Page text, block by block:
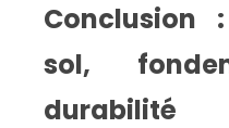
Conclusion
sol,
durabilité